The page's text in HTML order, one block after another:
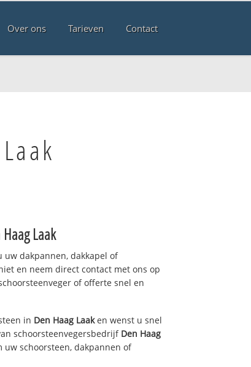
Over ons Tarieven Contact
Haag Laak
uw dakpannen, dakkapel of
en neem direct contact met ons op
of offerte snel en
in Den Haag Laaken wenst u snel
schoorsteenvegersbedrijf Den Haag
schoorsteen, dakpannen of